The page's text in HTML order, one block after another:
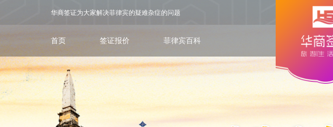
华商签证为大家解决菲律宾的疑难杂症的问题
首页 签证报价 菲律宾百科